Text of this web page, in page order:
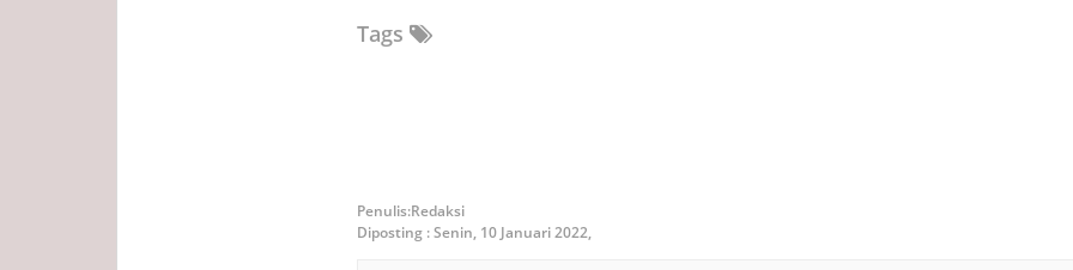
Tags
Redaksi
Diposting :Senin, 10 Januari 2022,